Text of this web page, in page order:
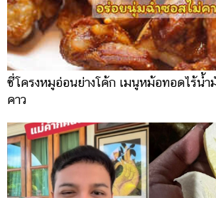
ซี่โครงหมูอ่อนย่างโค้ก เมนูหม้อทอดไร้น้ำ
คาว